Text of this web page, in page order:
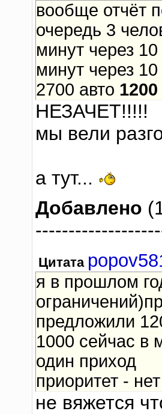
вообще отчёт
очередь 3
минут через
минут через
2700 авто
НЕЗАЧЕТ!!!!!
мы вели
а тут...
Добавлено
Цитата
я в прошлом
предложили
1000 сейчас в
один приход
приоритет -
не вяжется